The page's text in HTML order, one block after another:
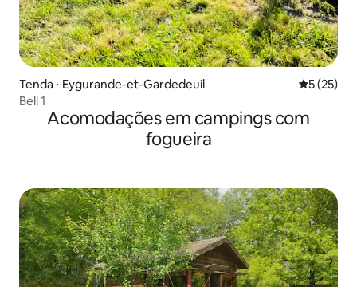
Tenda ⋅ Eygurande-et-Gardedeuil 5 de uma
5 (25)
Bell 1
Acomodações em campings com
fogueira